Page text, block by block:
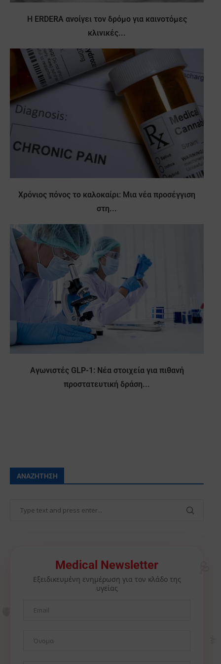
Η ERDERA ανοίγει τον δρόμο για καινοτόμες
κλινικές...
Χρόνιος πόνος το καλοκαίρι: Μια νέα προσέγγιση
στη...
Αγωνιστές GLP-1: Νέα στοιχεία για πιθανή
προστατευτική δράση...
ΑΝΑΖΉΤΗΣΗ
Medical Newsletter
Εξειδικευμένη ενημέρωση για τον κλάδο της
υγείας